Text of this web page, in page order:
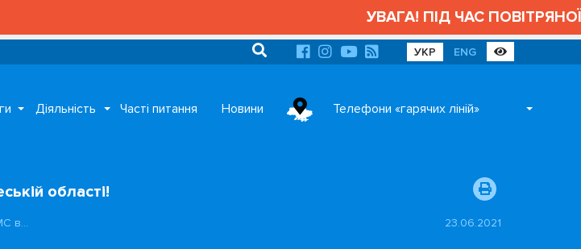
УВАГА! ПІД ЧАС ПОВІТРЯНОЇ
УКР ENG
Діяльність Часті питання Новини Телефони «гарячих ліній»
області!
в… 23.06.2021